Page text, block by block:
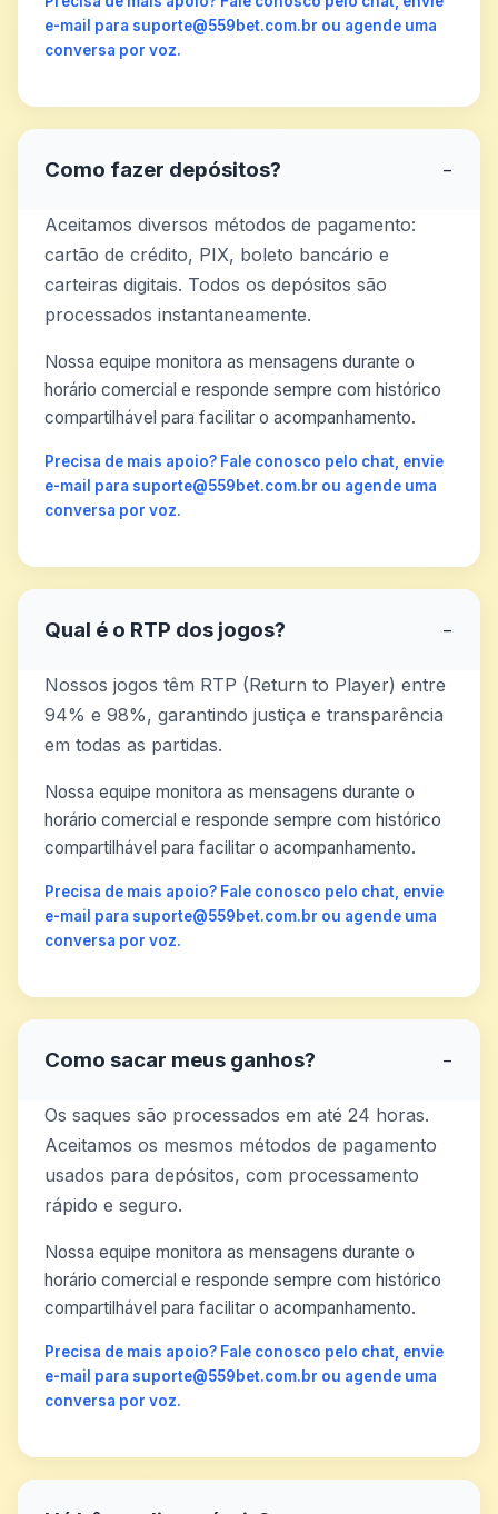
e-mail para suporte@559bet.com.br ou agende uma
conversa por voz.
Como fazer depósitos? −
Aceitamos diversos métodos de pagamento:
cartão de crédito, PIX, boleto bancário e
carteiras digitais. Todos os depósitos são
processados instantaneamente.
Nossa equipe monitora as mensagens durante o
horário comercial e responde sempre com histórico
compartilhável para facilitar o acompanhamento.
Precisa de mais apoio? Fale conosco pelo chat, envie
e-mail para suporte@559bet.com.br ou agende uma
conversa por voz.
Qual é o RTP dos jogos? −
Nossos jogos têm RTP (Return to Player) entre
94% e 98%, garantindo justiça e transparência
em todas as partidas.
Nossa equipe monitora as mensagens durante o
horário comercial e responde sempre com histórico
compartilhável para facilitar o acompanhamento.
Precisa de mais apoio? Fale conosco pelo chat, envie
e-mail para suporte@559bet.com.br ou agende uma
conversa por voz.
Como sacar meus ganhos? −
Os saques são processados em até 24 horas.
Aceitamos os mesmos métodos de pagamento
usados para depósitos, com processamento
rápido e seguro.
Nossa equipe monitora as mensagens durante o
horário comercial e responde sempre com histórico
compartilhável para facilitar o acompanhamento.
Precisa de mais apoio? Fale conosco pelo chat, envie
e-mail para suporte@559bet.com.br ou agende uma
conversa por voz.